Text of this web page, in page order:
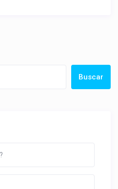
Buscar